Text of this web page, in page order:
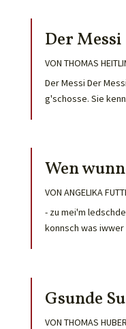
Der Messi
VON THOMAS
Der Messi Der
g'schosse. Sie
Wen
VON ANGELIKA
- zu mei'm
konnsch was
Gsunde
VON THOMAS HUBER